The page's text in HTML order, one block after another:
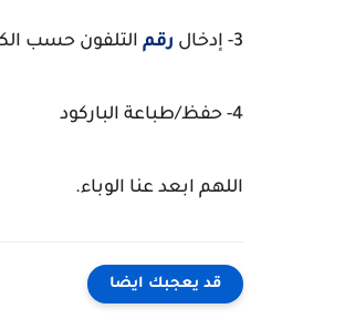
3- إدخال رقم التلفون حسب
4- حفظ/طباعة الباركود
اللهم ابعد عنا الوباء.
قد يعجبك ايضا